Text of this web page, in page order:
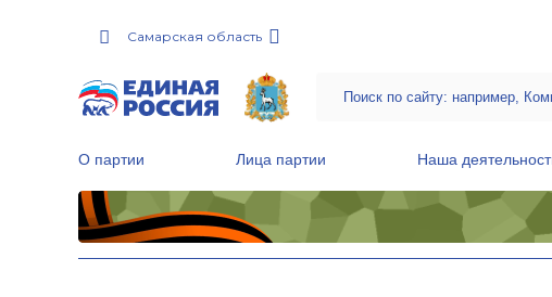
Самарская область
О партии Лица партии Наша